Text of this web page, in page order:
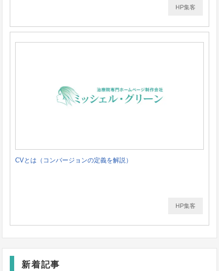
HP集客
CVとは（コンバージョンの定義を解説）
HP集客
新着記事